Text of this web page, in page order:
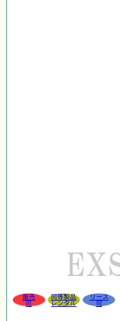
販売
可
同等製品
レンタル
リース
可